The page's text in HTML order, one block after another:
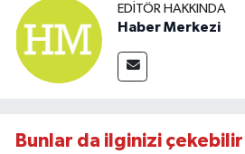
EDITÖR HAKKINDA
Haber Merkezi
Bunlar da ilginizi çekebilir